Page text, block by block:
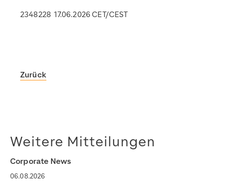
2348228 17.06.2026 CET/CEST
Zurück
https://www.scout24.com/fileadmin/user_upload/
2026-06-17T13:39:33+02:00
Scout24https://www.scout24.com/
Weitere Mitteilungen
Corporate News
06.08.2026